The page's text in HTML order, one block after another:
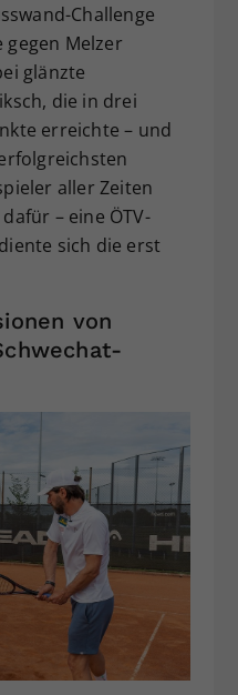
Challenge
gegen Melzer
glänzte
die in drei
erreichte – und
aller Zeiten
– eine ÖTV-
sich die erst
von